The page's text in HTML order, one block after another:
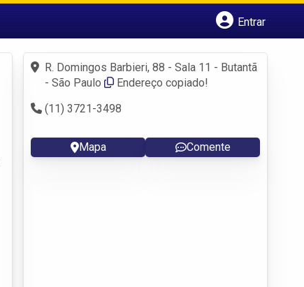
Entrar
Fazer login
Criar conta
R. Domingos Barbieri, 88 - Sala 11 - Butantã
- São Paulo
Endereço copiado!
(11) 3721-3498
Mapa Comente